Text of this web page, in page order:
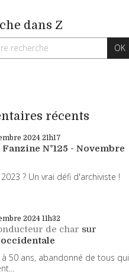
dans Z
récents
2024 21h17
Fanzine N°125 - Novembre
? Un vrai défi d'archiviste !
2024 11h32
de char sur
50 ans, abandonné de tous qui